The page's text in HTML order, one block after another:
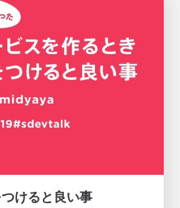
けると良い事